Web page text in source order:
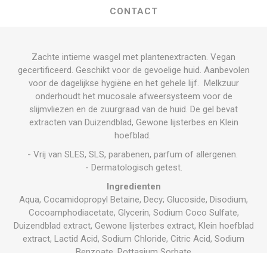
CONTACT
Zachte intieme wasgel met plantenextracten. Vegan
gecertificeerd. Geschikt voor de gevoelige huid. Aanbevolen
voor de dagelijkse hygiëne en het gehele lijf. Melkzuur
onderhoudt het mucosale afweersysteem voor de
slijmvliezen en de zuurgraad van de huid. De gel bevat
extracten van Duizendblad, Gewone lijsterbes en Klein
hoefblad.
- Vrij van SLES, SLS, parabenen, parfum of allergenen.
- Dermatologisch getest.
Ingredienten
Aqua, Cocamidopropyl Betaine, Decy; Glucoside, Disodium,
Cocoamphodiacetate, Glycerin, Sodium Coco Sulfate,
Duizendblad extract, Gewone lijsterbes extract, Klein hoefblad
extract, Lactid Acid, Sodium Chloride, Citric Acid, Sodium